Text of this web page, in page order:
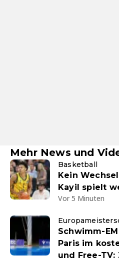
Mehr News und
Basketball
Kein
Kayil spielt
Vor 5 Minuten
Schwimm-
Paris im
und Free-TV: